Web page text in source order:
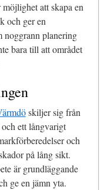
att skapa en
och ger en
noggrann planering
bara till att området
skiljer sig från
ett långvarigt
och
på lång sikt.
är grundläggande
ge en jämn yta.